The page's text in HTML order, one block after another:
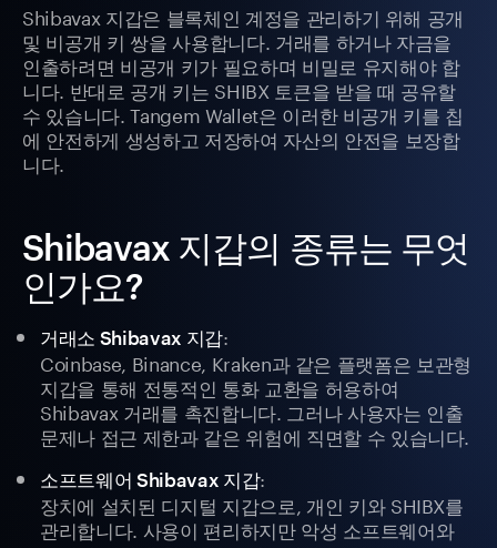
Shibavax 지갑은 블록체인 계정을 관리하기 위해 공개
및 비공개 키 쌍을 사용합니다. 거래를 하거나 자금을
인출하려면 비공개 키가 필요하며 비밀로 유지해야 합
니다. 반대로 공개 키는 SHIBX 토큰을 받을 때 공유할
수 있습니다. Tangem Wallet은 이러한 비공개 키를 칩
에 안전하게 생성하고 저장하여 자산의 안전을 보장합
니다.
Shibavax 지갑의 종류는 무엇
인가요?
거래소 Shibavax 지갑:
Coinbase, Binance, Kraken과 같은 플랫폼은 보관형
지갑을 통해 전통적인 통화 교환을 허용하여
Shibavax 거래를 촉진합니다. 그러나 사용자는 인출
문제나 접근 제한과 같은 위험에 직면할 수 있습니다.
소프트웨어 Shibavax 지갑:
장치에 설치된 디지털 지갑으로, 개인 키와 SHIBX를
관리합니다. 사용이 편리하지만 악성 소프트웨어와